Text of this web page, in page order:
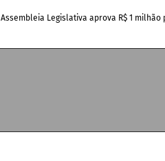
Assembleia Legislativa aprova R$ 1